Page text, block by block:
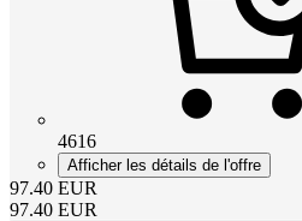
4616
Afficher les détails de l'offre
97.40 EUR
97.40 EUR